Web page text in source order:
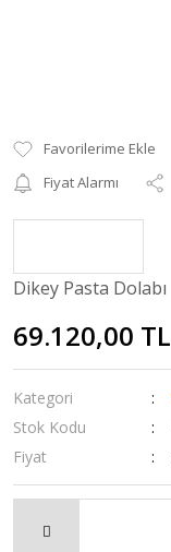
Fiyat Alarmı
Dikey Pasta Dolabı
69.120,00 TL
Kategori
Stok Kodu
Fiyat